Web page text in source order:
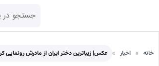
خانه اخبار عکس| زیباترین دختر ایران از مادرش رونمایی